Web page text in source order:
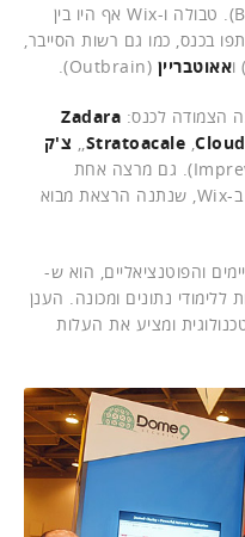
(Breezometer). טבולה ו-Wix אף היו בין
בכנס, כמו גם רשות הסייבר,
אאוטבריין (Outbrain).
הצמודה לכנס: Zadara
,Stratoacale ,
, צ'ק
(Impreva). גם מרצה אחת
, מפתחת ב-Wix, שנתנה הרצאת מבוא
והפוטנציאליים, הוא ש-
נתונים ומכונה. הענן
ומציע את העלות